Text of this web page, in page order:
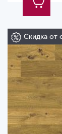
Скидка от